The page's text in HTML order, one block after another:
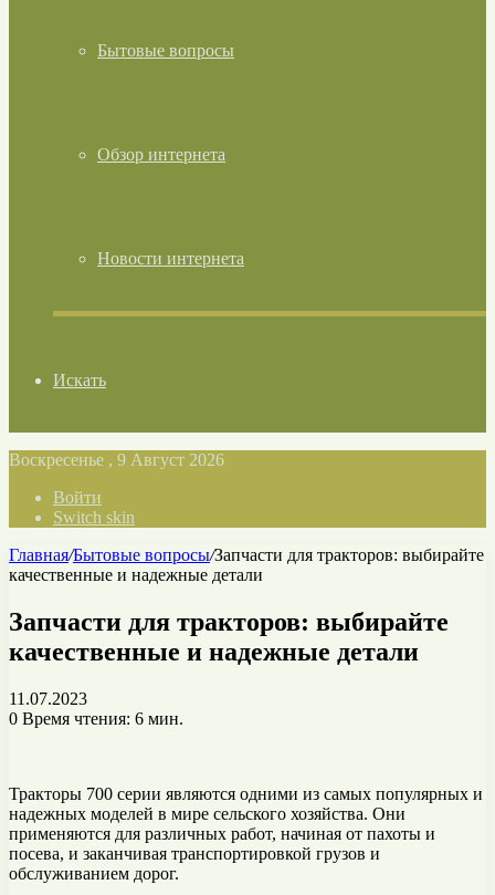
Бытовые вопросы
Обзор интернета
Новости интернета
Искать
Воскресенье , 9 Август 2026
Войти
Switch skin
Главная/Бытовые вопросы/Запчасти для тракторов: выбирайте
качественные и надежные детали
Запчасти для тракторов: выбирайте
качественные и надежные детали
11.07.2023
0 Время чтения: 6 мин.
Тракторы 700 серии являются одними из самых популярных и
надежных моделей в мире сельского хозяйства. Они
применяются для различных работ, начиная от пахоты и
посева, и заканчивая транспортировкой грузов и
обслуживанием дорог.